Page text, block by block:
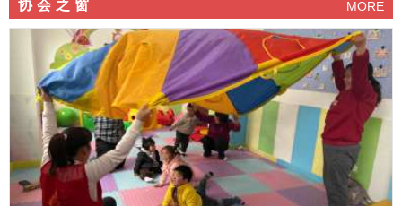
协会之窗 MORE